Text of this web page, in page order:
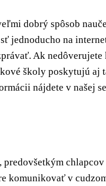
dobrý spôsob
jednoducho na
Ak nedôverujete
školy poskytujú aj
nájdete v našej
chlapcov
komunikovať v